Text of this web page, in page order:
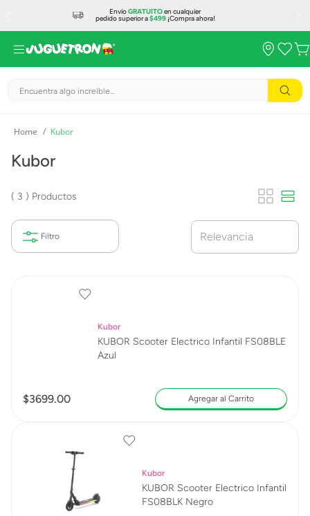
EnvíoGRATUITOen cualquier
pedido superior a$499¡Compra ahora!
Encuentra algo increíble...
Kubor
Kubor
3 Productos
Relevancia
Kubor
KUBOR Scooter Electrico Infantil FS08BLE
Azul
$3699.00 Agregar al Carrito
Kubor
KUBOR Scooter Electrico Infantil
FS08BLK Negro